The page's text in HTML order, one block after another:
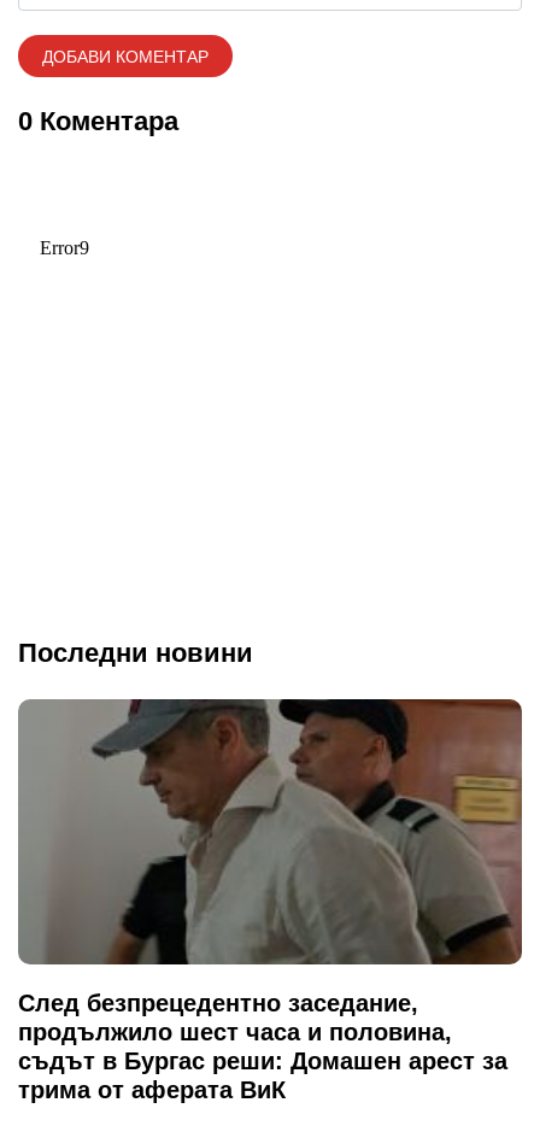
0 Коментара
Последни новини
След безпрецедентно заседание,
продължило шест часа и половина,
съдът в Бургас реши: Домашен арест за
трима от аферата ВиК